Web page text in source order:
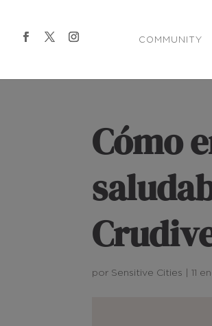
COMMUNITY
Cómo
por Sensitive Cities |11